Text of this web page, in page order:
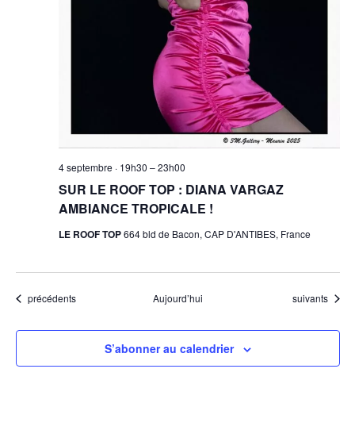
SUR LE ROOF TOP : DIANA VARGAZ
AMBIANCE TROPICALE !
4 septembre · 19h30 –23h00
LE ROOF TOP664 bld de Bacon, CAP D'ANTIBES, France
Évènements
précédents Aujourd’hui Évènements
suivants
S’abonner au calendrier